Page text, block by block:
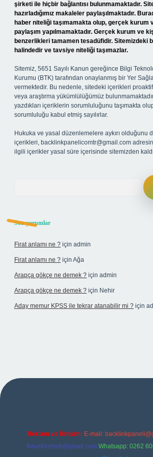
şirketi ile hiçbir bağlantısı bulunmamaktadır.
hazırladığımız makaleler paylaşılmaktadır.
haber niteliği taşımamakta olup, gerçek kurum
paylaşım yapılmamaktadır. Gerçek kurum ve
benzerlikleri tamamen tesadüfidir. Sitemizdeki
halindedir ve tavsiye niteliği taşımazlar.
Sitemiz, 5651 Sayılı Kanun gereğince Bilgi
Kurumu (BTK) tarafından onaylanmış bir Yer
vermektedir. Bu nedenle, sitedeki içerikleri
veya araştırma yükümlülüğümüz
yazdıkları içeriklerin sorumluluğunu taşımakta
sorumluluğu kabul etmiş sayılırlar.
Hukuka ve yasal düzenlemelere aykırı olduğunu
içerikleri, backlinkpanelicomtr@gmail.com
ilgili içerikler yasal süre içerisinde sitemizden
Son yorumlar
Firat anlamı ne ? için admin
Firat anlamı ne ? için Ağa
Arapça gökçe ne demek ? için admin
Arapça gökçe ne demek ? için Nehir
Aday memur KPSS ile tekrar atanabilir mi ? için
yeni giriş adresi
Reklam ve İletişim: E-mail:
forumhizmeti@gmail.com Whatsapp: 0262